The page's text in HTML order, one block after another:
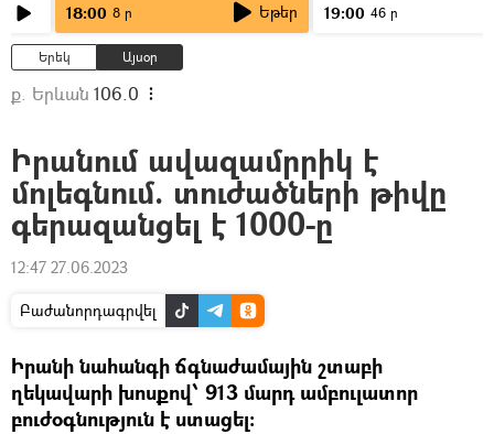
18:00 8 ր Եթեր 19:00 46 ր
Երեկ Այսօր
ք. Երևան 106.0
Իրանում ավազամրրիկ է
մոլեգնում. տուժածների թիվը
գերազանցել է 1000-ը
12:47 27.06.2023
Բաժանորդագրվել
Իրանի նահանգի ճգնաժամային շտաբի
ղեկավարի խոսքով՝ 913 մարդ ամբուլատոր
բուժօգնություն է ստացել: